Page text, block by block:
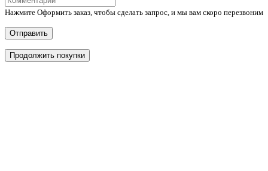
Нажмите Оформить заказ, чтобы сделать запрос, и мы вам скоро перезвоним
Отправить
Продолжить покупки